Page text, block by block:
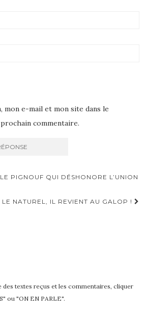
e-mail et mon site dans le
commentaire.
PIGNOUF QUI DÉSHONORE L’UNION
LE NATUREL, IL REVIENT AU GALOP !
des textes reçus et les commentaires, cliquer
ou "ON EN PARLE".